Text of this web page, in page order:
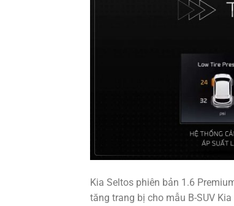
Kia Seltos phiên bản 1.6
tăng trang bị cho mẫu B-SUV